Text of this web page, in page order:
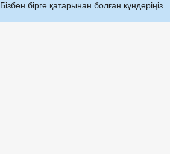
Бізбен бірге қатарынан болған күндеріңіз